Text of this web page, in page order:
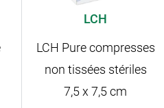
LCH
LCH Pure compresses
non tissées stériles
7,5 x 7,5 cm